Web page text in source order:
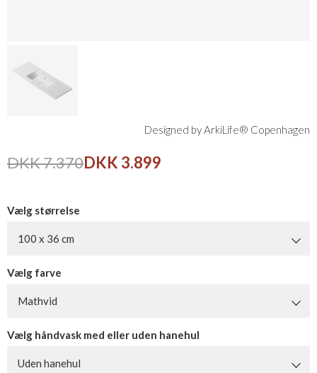
Designed by ArkiLife® Copenhagen
DKK 7.370DKK 3.899
Vælg størrelse
100 x 36 cm
Vælg farve
Mathvid
Vælg håndvask med eller uden hanehul
Uden hanehul